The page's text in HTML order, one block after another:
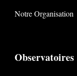
Notre Organisation
Observatoires